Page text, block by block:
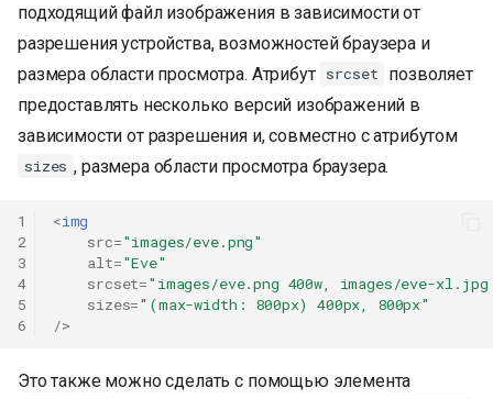
подходящий файл изображения в зависимости от
разрешения устройства, возможностей браузера и
размера области просмотра. Атрибут srcset
позволяет
предоставлять несколько версий изображений в
зависимости от разрешения и, совместно с атрибутом
sizes , размера области просмотра браузера.
1
2
3
4
5
6
<img
src="images/eve.png"
alt="Eve"
srcset="images/eve.png 400w, images/eve-xl.jpg
sizes="(max-width: 800px) 400px, 800px"
/>
Это также можно сделать с помощью элемента